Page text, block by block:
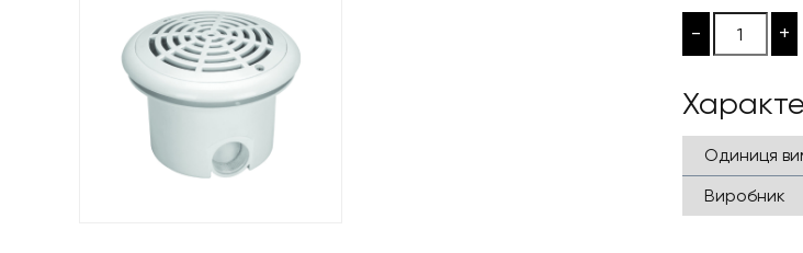
- +
Одиниця
Виробник